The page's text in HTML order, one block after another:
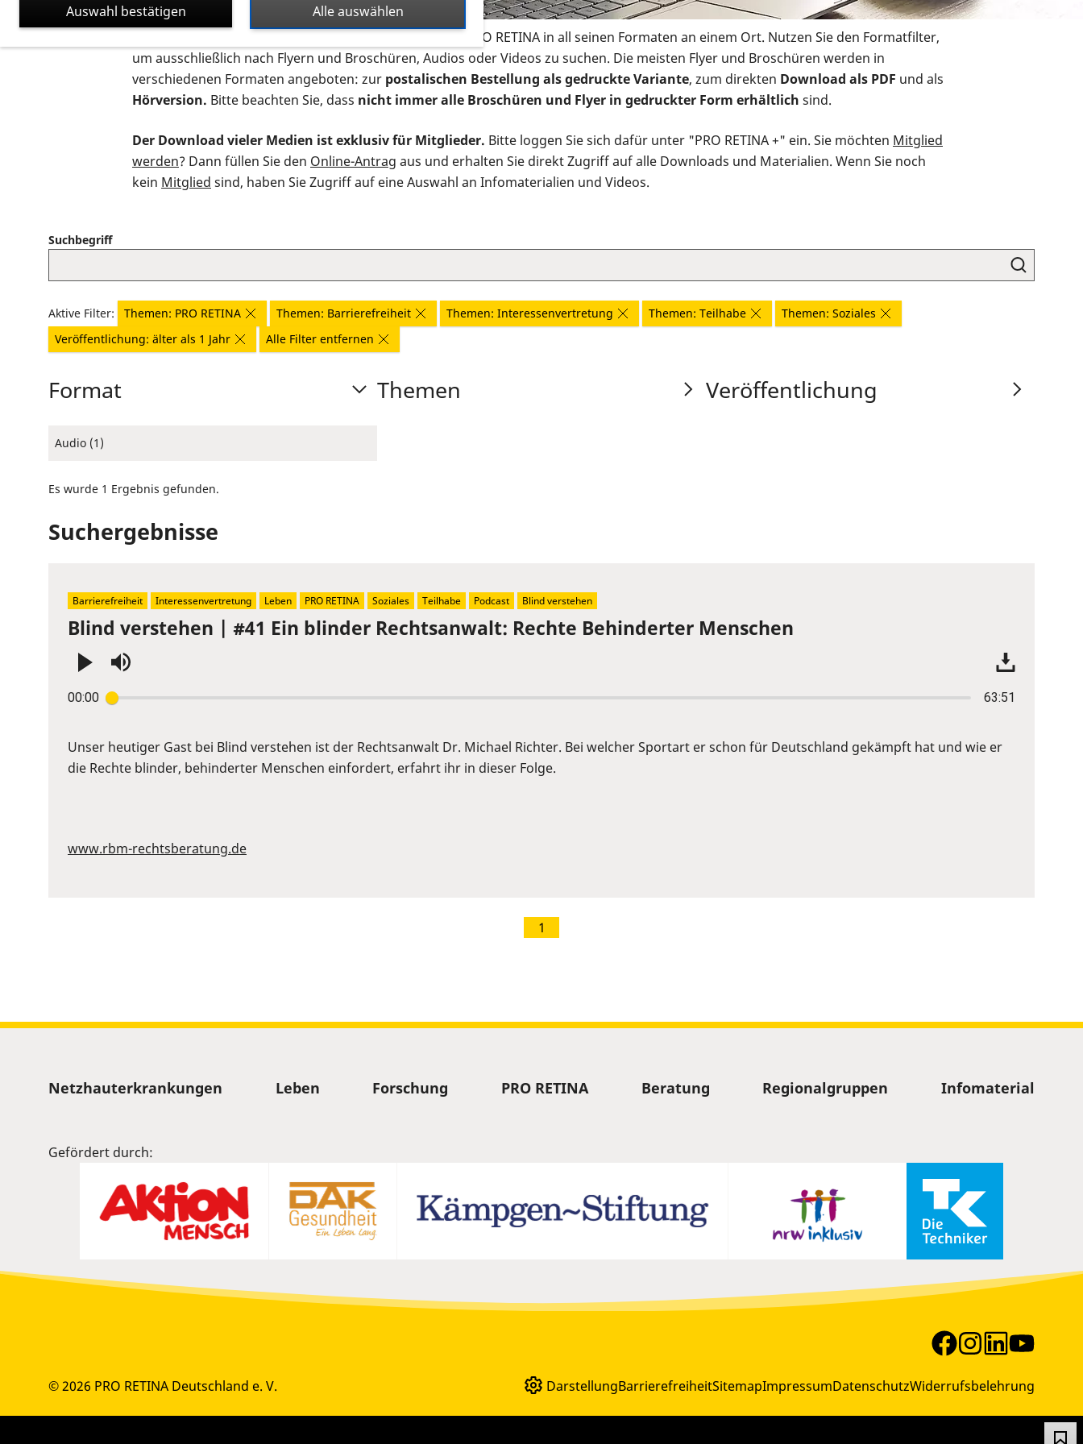
Auf dieser Seite finden Sie sämtliches Infomaterial der PRO RETINA in all seinen Formaten an einem Ort. Nutzen Sie den Formatfilter,
um ausschließlich nach Flyern und Broschüren, Audios oder Videos zu suchen. Die meisten Flyer und Broschüren werden in
verschiedenen Formaten angeboten: zur postalischen Bestellung als gedruckte Variante, zum direkten Download als PDF und als
Hörversion. Bitte beachten Sie, dass nicht immer alle Broschüren und Flyer in gedruckter Form erhältlich sind.
Der Download vieler Medien ist exklusiv für Mitglieder. Bitte loggen Sie sich dafür unter "PRO RETINA +" ein. Sie möchten Mitglied
werden? Dann füllen Sie den Online-Antrag aus und erhalten Sie direkt Zugriff auf alle Downloads und Materialien. Wenn Sie noch
kein Mitglied sind, haben Sie Zugriff auf eine Auswahl an Infomaterialien und Videos.
Suchbegriff
Aktive Filter: Themen: PRO RETINA Themen: Barrierefreiheit Themen: Interessenvertretung Themen: Teilhabe
Themen: Soziales
Veröffentlichung: älter als 1 Jahr
Alle Filter entfernen
Format
Audio (1)
Themen Veröffentlichung
Es wurde 1 Ergebnis gefunden.
Suchergebnisse
Blind verstehen | #41 Ein blinder Rechtsanwalt: Rechte Behinderter Menschen
00:00 63:51
Enter
Space
to
Unser heutiger Gast bei Blind verstehen ist der Rechtsanwalt Dr. Michael Richter. Bei welcher Sportart er schon für Deutschland gekämpft hat und wie er
die Rechte blinder, behinderter Menschen einfordert, erfahrt ihr in dieser Folge.
www.rbm-rechtsberatung.de
Barrierefreiheit Interessenvertretung Leben PRO RETINA Soziales Teilhabe Podcast Blind verstehen
1
Sitemap
Netzhauterkrankungen Leben Forschung PRO RETINA Beratung Regionalgruppen Infomaterial
Gefördert durch:
© 2026 PRO RETINA Deutschland e. V. DarstellungBarrierefreiheitSitemapImpressumDatenschutzWiderrufsbelehrung
Alle auswählen
Auswahl bestätigen